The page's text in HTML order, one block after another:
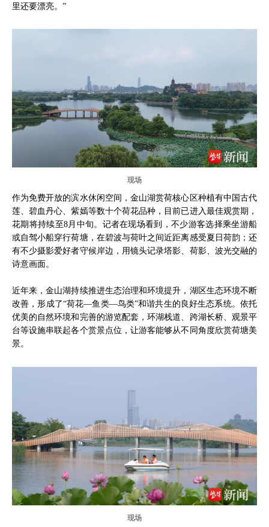
里还要漂亮。”
现场
作为免费开放的滨水休闲空间，金山湖赏荷核心区种植有中国古代
莲、碧血丹心、紫嫣等数十个荷花品种，目前已进入最佳观赏期，
花期将持续至8月中旬。记者在现场看到，不少游客选择乘坐游船
或自驾小船穿行荷塘，在碧波与荷叶之间近距离感受夏日荷韵；还
有不少摄影爱好者守候岸边，用镜头记录塔影、荷影、波光交融的
诗意画面。
近年来，金山湖持续推进生态治理和环境提升，湖区生态环境不断
改善，形成了“荷花—鱼类—鸟类”和谐共生的良好生态系统。依托
优美的自然环境和完善的游览配套，环湖栈道、跨湖长桥、观景平
台等设施串联起各个赏景点位，让游客能够从不同角度欣赏荷塘美
景。
现场